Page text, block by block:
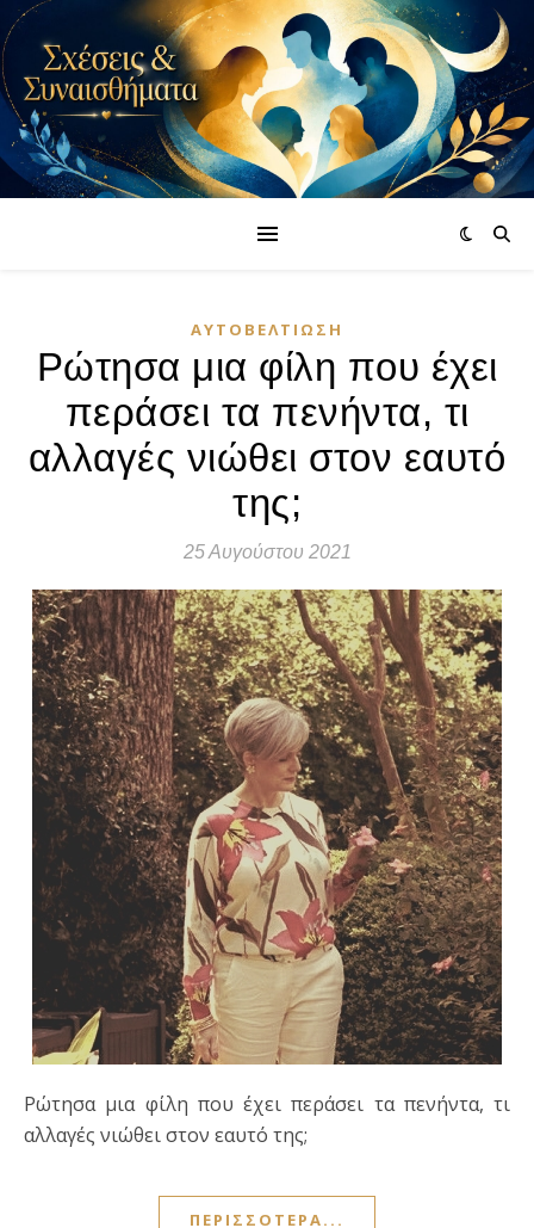
ΑΥΤΟΒΕΛΤΊΩΣΗ
Ρώτησα μια φίλη που έχει
περάσει τα πενήντα, τι
αλλαγές νιώθει στον εαυτό
της;
25 Αυγούστου 2021
Ρώτησα μια φίλη που έχει περάσει τα πενήντα, τι
αλλαγές νιώθει στον εαυτό της;
ΠΕΡΙΣΣΌΤΕΡΑ...